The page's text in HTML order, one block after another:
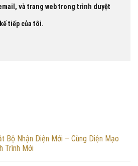
và trang web trong trình duyệt
tiếp của tôi.
Bộ Nhận Diện Mới – Cùng Diện Mạo
Trình Mới